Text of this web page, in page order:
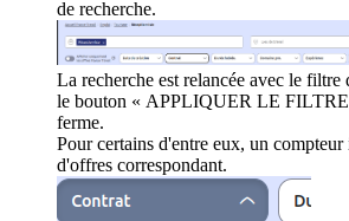
de recherche.
La recherche est relancée avec le
le bouton « APPLIQUER LE FILTRE
ferme.
Pour certains d'entre eux, un
d'offres correspondant.